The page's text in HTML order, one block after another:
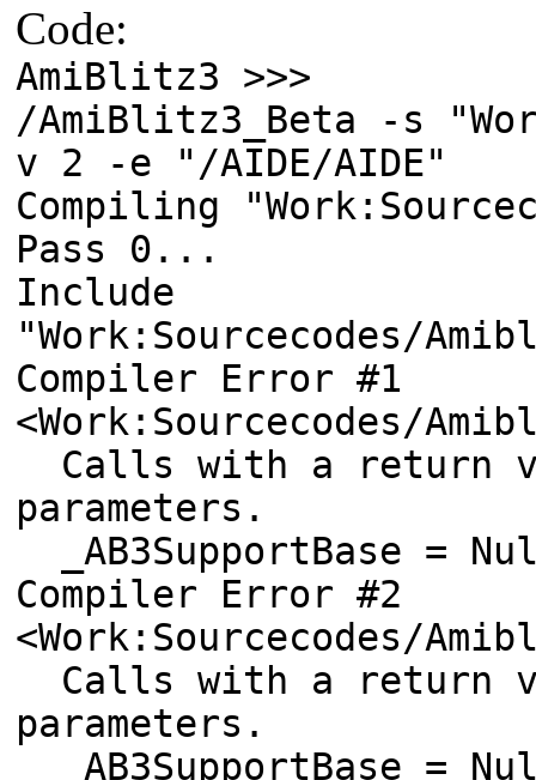
Code:
AmiBlitz3 >>>
/AmiBlitz3_Beta -s
v 2 -e "/AIDE/AIDE"
Compiling
Pass 0...
Include
"Work:Sourcecodes/
Compiler Error #1
<Work:Sourcecodes/
Calls with a return
parameters.
_AB3SupportBase =
Compiler Error #2
<Work:Sourcecodes/
Calls with a return
parameters.
_AB3SupportBase =